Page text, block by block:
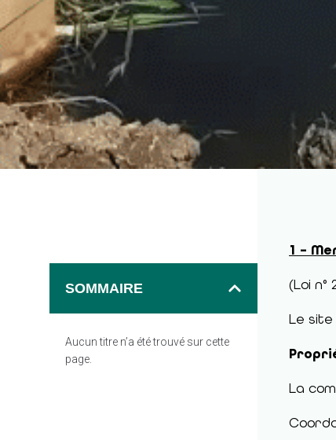
SOMMAIRE
Aucun titre n’a été trouvé sur cette
page.
1 –
(Loi n°
Le site
La